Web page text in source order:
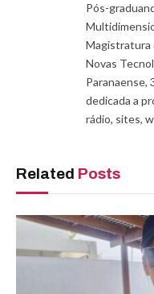
Pós-
Magistratura
Novas
Paranaense,
dedicada a
rádio, sites,
Related Posts